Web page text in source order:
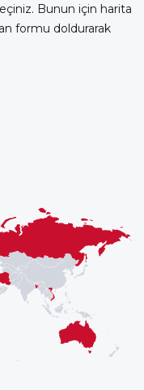
Bunun için harita
formu doldurarak